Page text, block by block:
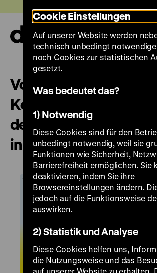
zum
Seiteninhalt
springen
Von Farben und
Konzept der
der Präsentation der
in der Ausstellung
Cookie Einstellungen
Auf unserer Website werden
technisch unbedingt
noch Cookies zur statistischen
gesetzt.
Was bedeutet das?
1) Notwendig
Diese Cookies sind für den
unbedingt notwendig, weil sie
Funktionen wie Sicherheit,
Barrierefreiheit ermöglichen. Sie
deaktivieren, indem Sie ihre
Browsereinstellungen ändern.
jedoch auf die Funktionsweise
auswirken.
2) Statistik und Analyse
Diese Cookies helfen uns,
die Nutzungsweise und das